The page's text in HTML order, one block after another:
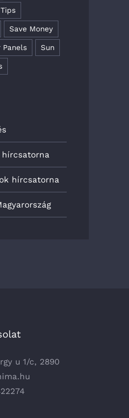
Save Money
Panels Sun
hírcsatorna
hírcsatorna
u 1/c, 2890